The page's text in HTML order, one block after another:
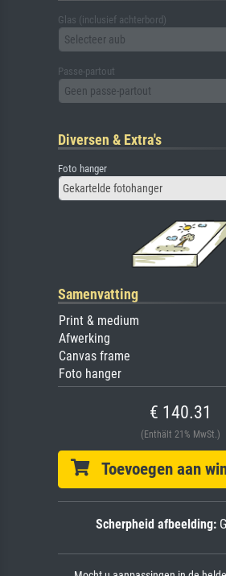
Glas (inclusief achterbord)
Selecteer aub
Passe-partout
Geen passe-partout
Diversen & Extra's
Foto hanger
Gekartelde fotohanger
Samenvatting
Print & medium
Afwerking
Canvas frame
Foto hanger
€ 140.31
(Enthält 21% MwSt.)
Toevoegen aan
Scherpheid afbeelding: